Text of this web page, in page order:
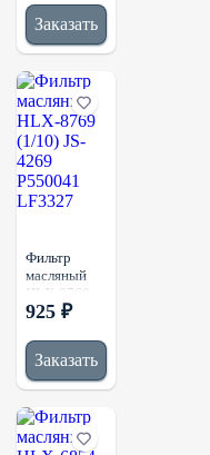
P550935
P550162
129150-
LF3996 C-
1002 C-1016
Заказать
Фильтр
масляный
HLX-8769
(1/10) JS-
P550041
LF3327
925 ₽
Заказать